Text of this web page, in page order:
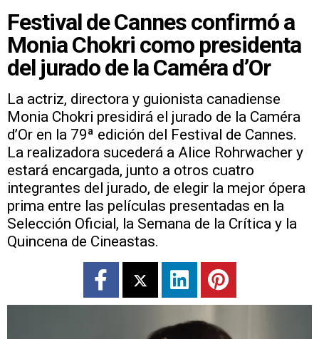
Festival de Cannes confirmó a
Monia Chokri como presidenta
del jurado de la Caméra d’Or
La actriz, directora y guionista canadiense
Monia Chokri presidirá el jurado de la Caméra
d’Or en la 79ª edición del Festival de Cannes.
La realizadora sucederá a Alice Rohrwacher y
estará encargada, junto a otros cuatro
integrantes del jurado, de elegir la mejor ópera
prima entre las películas presentadas en la
Selección Oficial, la Semana de la Crítica y la
Quincena de Cineastas.